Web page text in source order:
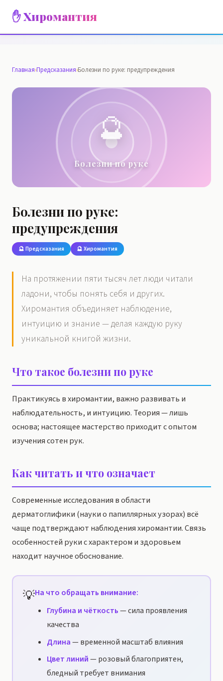
✋ Хиромантия
Главная›Предсказания›Болезни по руке: предупреждения
🔮
Болезни по руке
Болезни по руке:
предупреждения
🔮 Предсказания 🔮 Хиромантия
На протяжении пяти тысяч лет люди читали
ладони, чтобы понять себя и других.
Хиромантия объединяет наблюдение,
интуицию и знание — делая каждую руку
уникальной книгой жизни.
Что такое болезни по руке
Практикуясь в хиромантии, важно развивать и
наблюдательность, и интуицию. Теория — лишь
основа; настоящее мастерство приходит с опытом
изучения сотен рук.
Как читать и что означает
Современные исследования в области
дерматоглифики (науки о папиллярных узорах) всё
чаще подтверждают наблюдения хиромантии. Связь
особенностей руки с характером и здоровьем
находит научное обоснование.
💡На что обращать внимание:
Глубина и чёткость— сила проявления
качества
Длина— временной масштаб влияния
Цвет линий— розовый благоприятен,
бледный требует внимания